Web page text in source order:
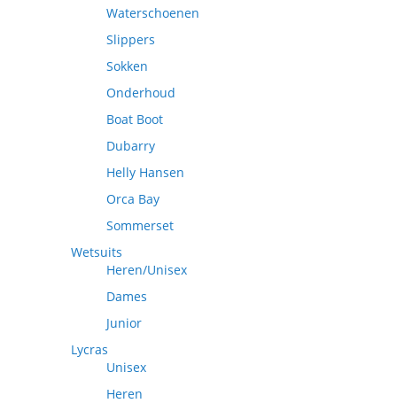
Waterschoenen
Slippers
Sokken
Onderhoud
Boat Boot
Dubarry
Helly Hansen
Orca Bay
Sommerset
Wetsuits
Heren/Unisex
Dames
Junior
Lycras
Unisex
Heren